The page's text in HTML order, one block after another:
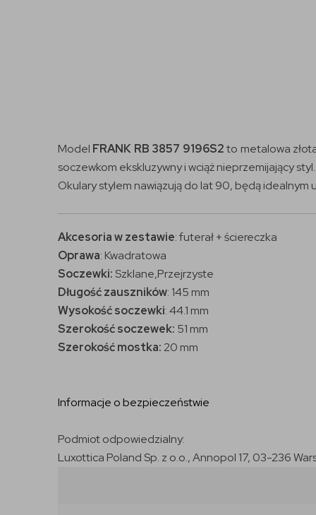
Model FRANK RB 3857 9196S2to metalowa
soczewkom ekskluzywny i wciąż nieprzemijający styl.
Okulary stylem nawiązują do lat 90, będą idealnym
Akcesoria w zestawie: futerał + ściereczka
Oprawa: Kwadratowa
Soczewki: Szklane,Przejrzyste
Długość zauszników: 145 mm
Wysokość soczewki: 44.1 mm
Szerokość soczewek: 51 mm
Szerokość mostka: 20 mm
Informacje o bezpieczeństwie
Podmiot odpowiedzialny:
Luxottica Poland Sp. z o.o., Annopol 17, 03-236